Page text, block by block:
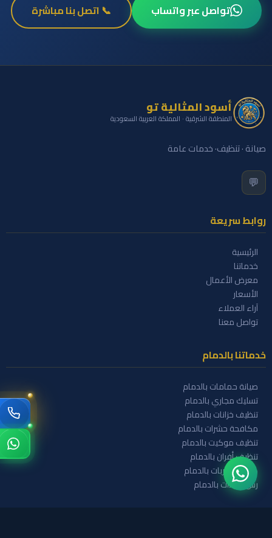
تواصل عبر واتساب 📞 اتصل بنا مباشرة
أسود المثالية تو
المنطقة الشرقية · المملكة العربية السعودية
صيانة · تنظيف· خدمات عامة
💬
روابط سريعة
الرئيسية
خدماتنا
معرض الأعمال
الأسعار
آراء العملاء
تواصل معنا
خدماتنا بالدمام
صيانة حمامات بالدمام
تسليك مجاري بالدمام
تنظيف خزانات بالدمام
مكافحة حشرات بالدمام
تنظيف موكيت بالدمام
تنظيف أفران بالدمام
كشف تسربات بالدمام
رش مبيدات بالدمام